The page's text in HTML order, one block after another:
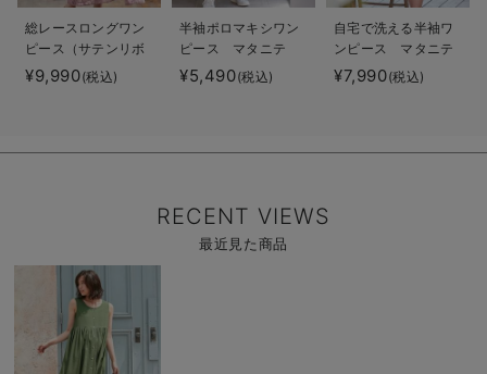
総レースロングワン
ピース（サテンリボ
ンベルト付） マタ
ニティ・授乳服【出
¥9,990(税込)
半袖ポロマキシワン
ピース マタニテ
ィ・授乳服【出産後
も長く使える】
¥5,490(税込)
自宅で洗える半袖ワ
ンピース マタニテ
ィ・授乳服【出産後
も長く使える】
¥7,990(税込)
RECENT VIEWS
最近見た商品
商